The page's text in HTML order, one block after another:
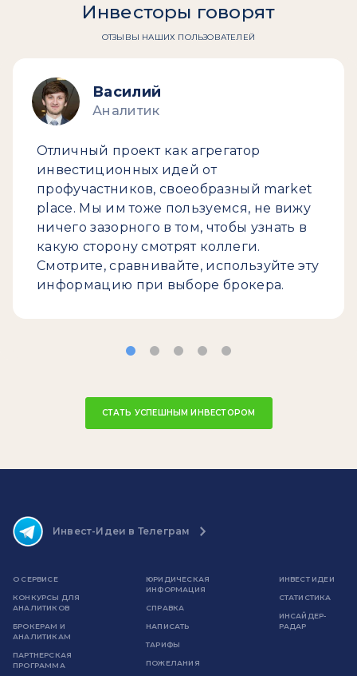
Инвесторы говорят
ОТЗЫВЫ НАШИХ ПОЛЬЗОВАТЕЛЕЙ
Василий
Аналитик
Отличный проект как агрегатор
инвестиционных идей от
профучастников, своеобразный market
place. Мы им тоже пользуемся, не вижу
ничего зазорного в том, чтобы узнать в
какую сторону смотрят коллеги.
Смотрите, сравнивайте, используйте эту
информацию при выборе брокера.
СТАТЬ УСПЕШНЫМ ИНВЕСТОРОМ
Инвест-Идеи в Телеграм
О СЕРВИСЕ
КОНКУРСЫ ДЛЯ
АНАЛИТИКОВ
БРОКЕРАМ И
АНАЛИТИКАМ
ПАРТНЕРСКАЯ
ПРОГРАММА
ЮРИДИЧЕСКАЯ
ИНФОРМАЦИЯ
СПРАВКА
НАПИСАТЬ
ТАРИФЫ
ПОЖЕЛАНИЯ
ИНВЕСТ ИДЕИ
СТАТИСТИКА
ИНСАЙДЕР-
РАДАР